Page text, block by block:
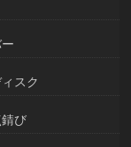
スク
び